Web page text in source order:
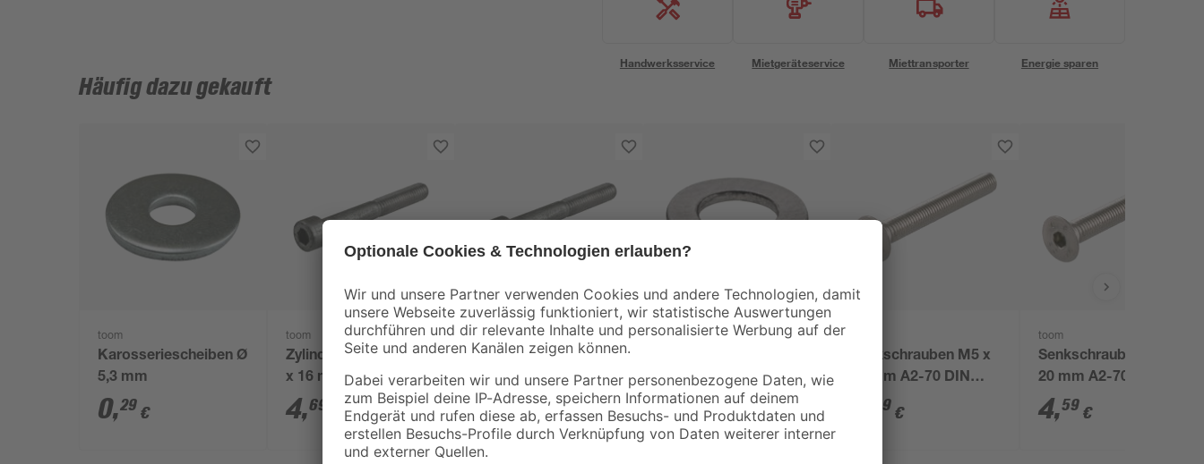
Handwerksservice Mietgeräteservice Miettransporter Energie sparen
Häufig dazu gekauft
toom
Karosseriescheiben Ø
5,3 mm
0,29 €
toom
Zylinderschrauben M5
x 16 mm A2-70 DIN
912 6 Stück
4,69
toom
Zylinderschrauben M5
x 20 mm 6 Stück
4,89 €
Edelstahl A2 M5 5,3
mm 10 Stück
3,79€
Senkschrauben M5 x
16 mm A2-70 DIN
7991 6 Stück
39 €
toom
Senkschrauben M5 x
20 mm A2-70 DIN
7991 6 Stück
4,59 €